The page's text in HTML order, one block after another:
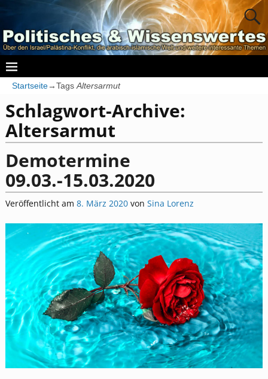
Startseite→Tags Altersarmut
Schlagwort-Archive:
Altersarmut
Demotermine
09.03.-15.03.2020
Veröffentlicht am 8. März 2020 von Sina Lorenz